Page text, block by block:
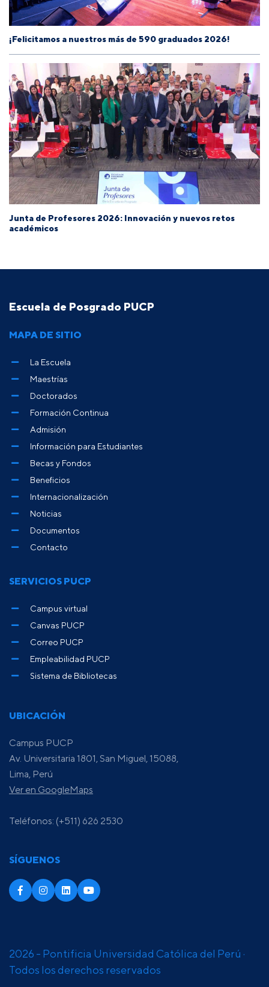
¡Felicitamos a nuestros más de 590 graduados 2026!
Junta de Profesores 2026: Innovación y nuevos retos
académicos
Escuela de Posgrado PUCP
UBICACIÓN
Campus PUCP
Av. Universitaria 1801, San Miguel, 15088,
Lima, Perú
Ver en GoogleMaps
Teléfonos: (+511) 626 2530
SÍGUENOS
MAPA DE SITIO
La Escuela
Maestrías
Doctorados
Formación Continua
Admisión
Información para Estudiantes
Becas y Fondos
Beneficios
Internacionalización
Noticias
Documentos
Contacto
SERVICIOS PUCP
Campus virtual
Canvas PUCP
Correo PUCP
Empleabilidad PUCP
Sistema de Bibliotecas
2026 - Pontificia Universidad Católica del Perú ·
Todos los derechos reservados